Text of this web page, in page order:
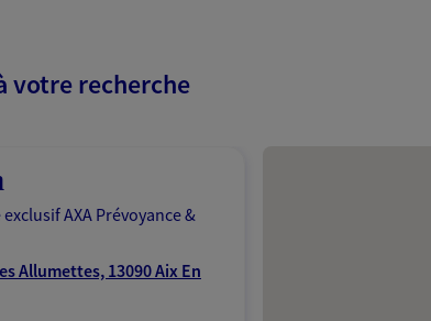
votre recherche
AXA Prévoyance &
Allumettes, 13090 Aix En